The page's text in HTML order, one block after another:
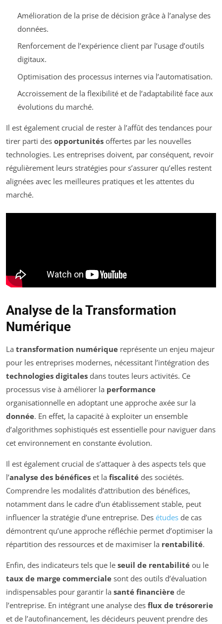
Amélioration de la prise de décision grâce à l’analyse des
données.
Renforcement de l’expérience client par l’usage d’outils
digitaux.
Optimisation des processus internes via l’automatisation.
Accroissement de la flexibilité et de l’adaptabilité face aux
évolutions du marché.
Il est également crucial de rester à l’affût des tendances pour
tirer parti des opportunités offertes par les nouvelles
technologies. Les entreprises doivent, par conséquent, revoir
régulièrement leurs stratégies pour s’assurer qu’elles restent
alignées avec les meilleures pratiques et les attentes du
marché.
Analyse de la Transformation
Numérique
La transformation numérique représente un enjeu majeur
pour les entreprises modernes, nécessitant l’intégration des
technologies digitales dans toutes leurs activités. Ce
processus vise à améliorer la performance
organisationnelle en adoptant une approche axée sur la
donnée. En effet, la capacité à exploiter un ensemble
d’algorithmes sophistiqués est essentielle pour naviguer dans
cet environnement en constante évolution.
Il est également crucial de s’attaquer à des aspects tels que
l’analyse des bénéfices et la fiscalité des sociétés.
Comprendre les modalités d’attribution des bénéfices,
notamment dans le cadre d’un établissement stable, peut
influencer la stratégie d’une entreprise. Des études de cas
démontrent qu’une approche réfléchie permet d’optimiser la
répartition des ressources et de maximiser la rentabilité.
Enfin, des indicateurs tels que le seuil de rentabilité ou le
taux de marge commerciale sont des outils d’évaluation
indispensables pour garantir la santé financière de
l’entreprise. En intégrant une analyse des flux de trésorerie
et de l’autofinancement, les décideurs peuvent prendre des